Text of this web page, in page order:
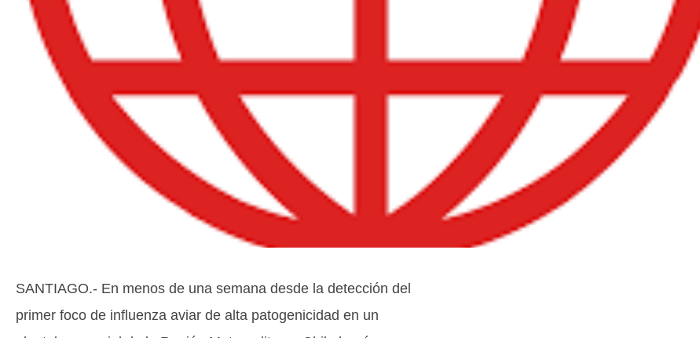
SANTIAGO.- En menos de una semana desde la detección del
primer foco de influenza aviar de alta patogenicidad en un